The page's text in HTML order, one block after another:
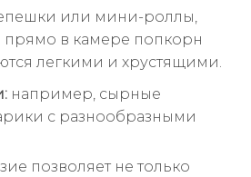
или мини-роллы,
прямо в камере попкорн
легкими и хрустящими.
например, сырные
с разнообразными
позволяет не только